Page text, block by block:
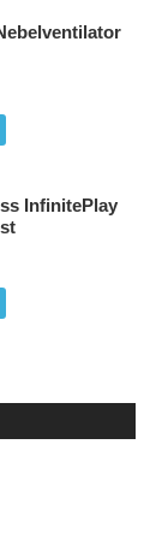
InfinitePlay